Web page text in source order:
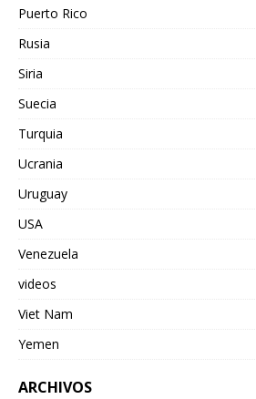
Puerto Rico
Rusia
Siria
Suecia
Turquia
Ucrania
Uruguay
USA
Venezuela
videos
Viet Nam
Yemen
ARCHIVOS